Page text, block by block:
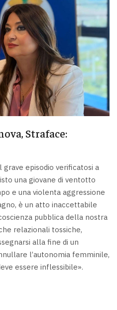
Straface:
grave episodio verificatosi a
una giovane di ventotto
e una violenta aggressione
è un atto inaccettabile
pubblica della nostra
relazionali tossiche,
alla fine di un
l’autonomia femminile,
essere inflessibile».